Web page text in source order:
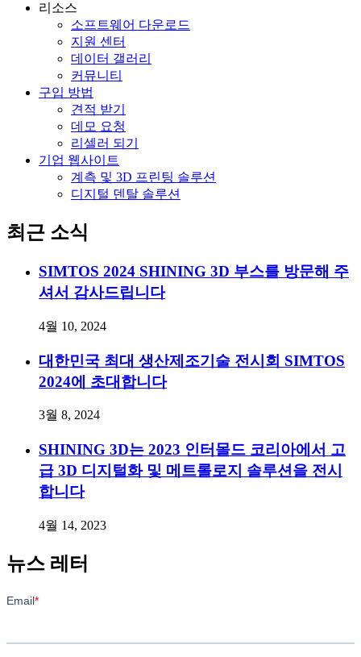
리소스
소프트웨어 다운로드
지원 센터
데이터 갤러리
커뮤니티
구입 방법
견적 받기
데모 요청
리셀러 되기
기업 웹사이트
계측 및 3D 프린팅 솔루션
디지털 덴탈 솔루션
최근 소식
SIMTOS 2024 SHINING 3D 부스를 방문해 주
셔서 감사드립니다
4월 10, 2024
대한민국 최대 생산제조기술 전시회 SIMTOS
2024에 초대합니다
3월 8, 2024
SHINING 3D는 2023 인터몰드 코리아에서 고
급 3D 디지털화 및 메트롤로지 솔루션을 전시
합니다
4월 14, 2023
뉴스 레터